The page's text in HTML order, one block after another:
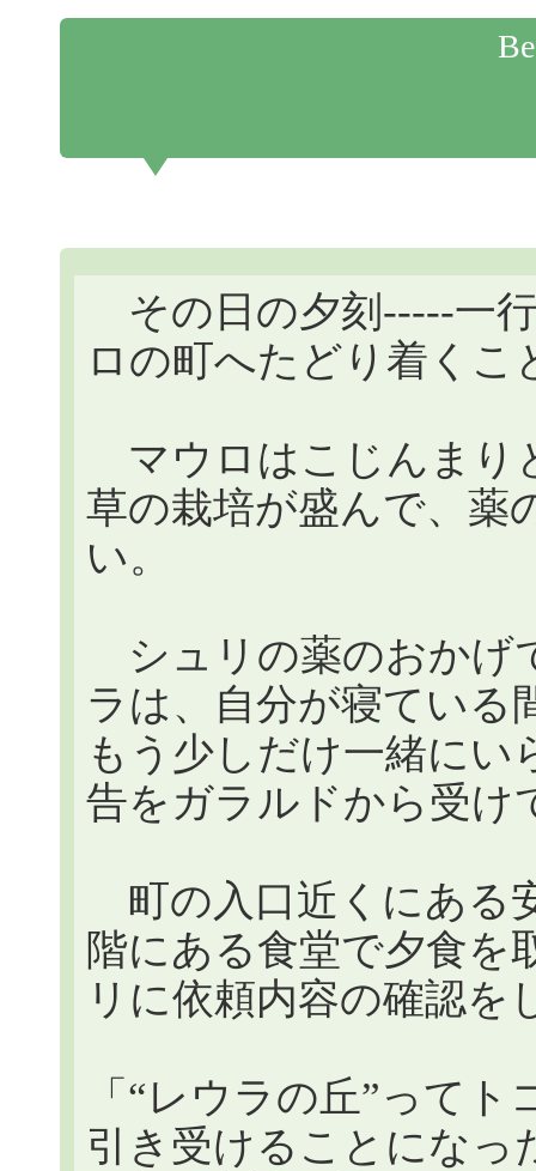
その日の夕刻-----一
ロの町へたどり着くこ
マウロはこじんまり
草の栽培が盛んで、薬
い。
シュリの薬のおかげ
ラは、自分が寝ている
もう少しだけ一緒に
告をガラルドから受け
町の入口近くにある
階にある食堂で夕食を
リに依頼内容の確認を
「“レウラの丘”って
引き受けることになっ